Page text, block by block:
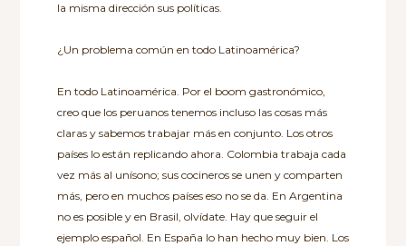
la misma dirección sus políticas.
¿Un problema común en todo Latinoamérica?
En todo Latinoamérica. Por el boom gastronómico,
creo que los peruanos tenemos incluso las cosas más
claras y sabemos trabajar más en conjunto. Los otros
países lo están replicando ahora. Colombia trabaja cada
vez más al unísono; sus cocineros se unen y comparten
más, pero en muchos países eso no se da. En Argentina
no es posible y en Brasil, olvídate. Hay que seguir el
ejemplo español. En España lo han hecho muy bien. Los